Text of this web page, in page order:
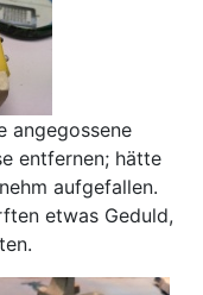
angegossene
entfernen; hätte
aufgefallen.
etwas Geduld,